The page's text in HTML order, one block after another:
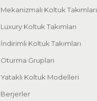
Mekanizmalı Koltuk Takımları
Luxury Koltuk Takımları
İndirimli Koltuk Takımları
Oturma Grupları
Yataklı Koltuk Modelleri
Berjerler